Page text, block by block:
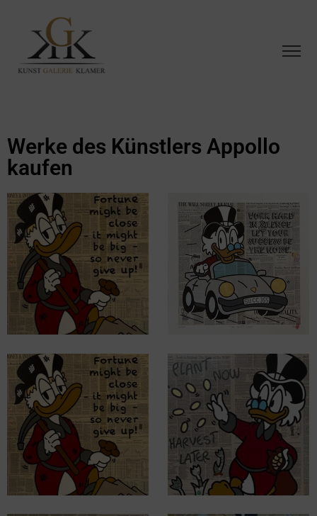
Werke des Künstlers Appollo
kaufen